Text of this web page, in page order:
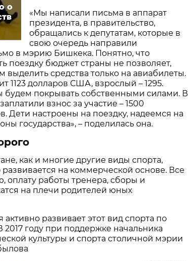
о
«Мы написали письма в аппарат
президента, в правительство,
обращались к депутатам, которые в
свою очередь направили
в мэрию Бишкека. Понятно, что
поездку бюджет страны не позволяет,
средства только на авиабилеты.
1123 долларов США, взрослый – 1295.
будем покрывать собственными силами. В
взнос за участие – 1500
Дети настроены на поездку, надеемся на
государства», – поделилась она.
как и многие другие виды спорта,
на коммерческой основе. Все
оплату работы тренера, сборы и
на плечи родителей юных
активно развивает этот вид спорта по
2017 году при поддержке начальника
культуры и спорта столичной мэрии